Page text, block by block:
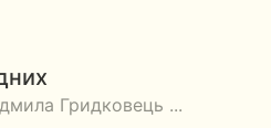
Гридковець ...